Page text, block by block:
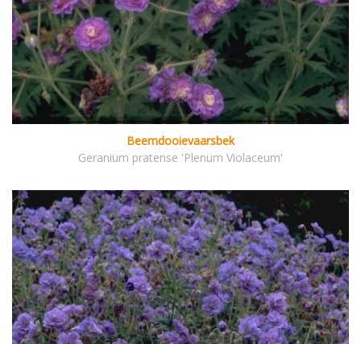
Beemdooievaarsbek
Geranium pratense 'Plenum Violaceum'